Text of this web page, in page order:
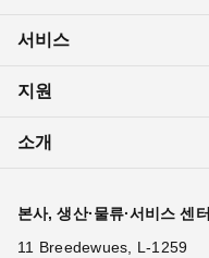
서비스
지원
소개
본사, 생산·물류·서비스 센터
11 Breedewues, L-1259